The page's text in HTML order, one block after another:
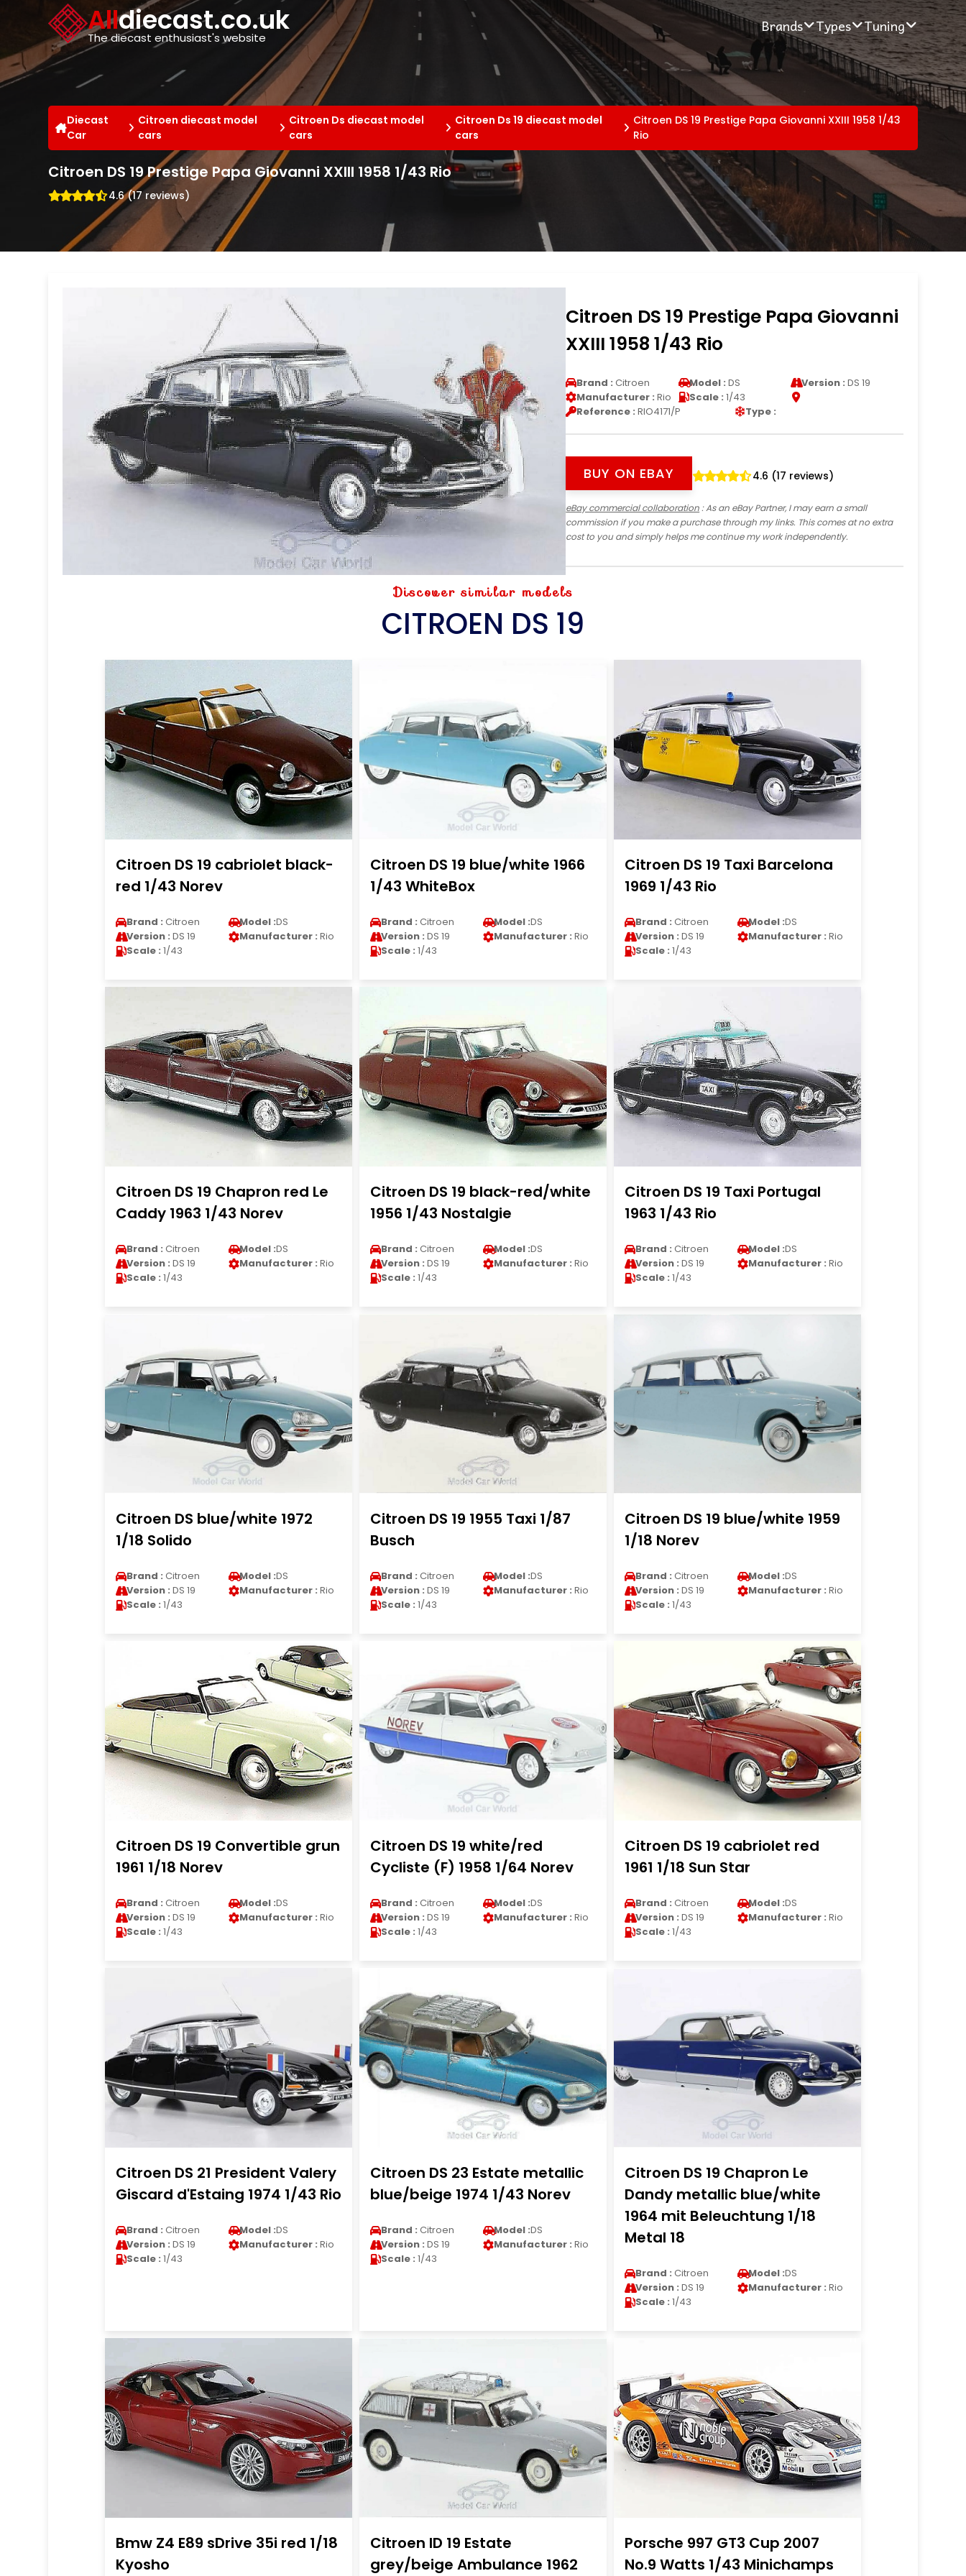
Alldiecast.co.uk
The diecast enthusiast's website
Brands Types Tuning
Diecast
Car
Citroen diecast model
cars
Citroen Ds diecast model
cars
Citroen Ds 19 diecast model
cars
Citroen DS 19 Prestige Papa Giovanni XXIII 1958 1/43
Rio
Citroen DS 19 Prestige Papa Giovanni XXIII 1958 1/43 Rio
4.6 (17 reviews)
Citroen DS 19 Prestige Papa Giovanni
XXIII 1958 1/43 Rio
Brand : Citroen Model : DS Version : DS 19
Manufacturer : Rio Scale : 1/43
Reference : RIO4171/P Type :
BUY ON EBAY 4.6 (17 reviews)
eBay commercial collaboration: As an eBay Partner, I may earn a small
commission if you make a purchase through my links. This comes at no extra
cost to you and simply helps me continue my work independently.
Discover similar models
CITROEN DS 19
Citroen DS 19 cabriolet black-
red 1/43 Norev
Brand : Citroen Model :DS
Version : DS 19 Manufacturer : Rio
Scale : 1/43
Citroen DS 19 blue/white 1966
1/43 WhiteBox
Brand : Citroen Model :DS
Version : DS 19 Manufacturer : Rio
Scale : 1/43
Citroen DS 19 Taxi Barcelona
1969 1/43 Rio
Brand : Citroen Model :DS
Version : DS 19 Manufacturer : Rio
Scale : 1/43
Citroen DS 19 Chapron red Le
Caddy 1963 1/43 Norev
Brand : Citroen Model :DS
Version : DS 19 Manufacturer : Rio
Scale : 1/43
Citroen DS 19 black-red/white
1956 1/43 Nostalgie
Brand : Citroen Model :DS
Version : DS 19 Manufacturer : Rio
Scale : 1/43
Citroen DS 19 Taxi Portugal
1963 1/43 Rio
Brand : Citroen Model :DS
Version : DS 19 Manufacturer : Rio
Scale : 1/43
Citroen DS blue/white 1972
1/18 Solido
Brand : Citroen Model :DS
Version : DS 19 Manufacturer : Rio
Scale : 1/43
Citroen DS 19 1955 Taxi 1/87
Busch
Brand : Citroen Model :DS
Version : DS 19 Manufacturer : Rio
Scale : 1/43
Citroen DS 19 blue/white 1959
1/18 Norev
Brand : Citroen Model :DS
Version : DS 19 Manufacturer : Rio
Scale : 1/43
Citroen DS 19 Convertible grun
1961 1/18 Norev
Brand : Citroen Model :DS
Version : DS 19 Manufacturer : Rio
Scale : 1/43
Citroen DS 19 white/red
Cycliste (F) 1958 1/64 Norev
Brand : Citroen Model :DS
Version : DS 19 Manufacturer : Rio
Scale : 1/43
Citroen DS 19 cabriolet red
1961 1/18 Sun Star
Brand : Citroen Model :DS
Version : DS 19 Manufacturer : Rio
Scale : 1/43
Citroen DS 21 President Valery
Giscard d'Estaing 1974 1/43 Rio
Brand : Citroen Model :DS
Version : DS 19 Manufacturer : Rio
Scale : 1/43
Citroen DS 23 Estate metallic
blue/beige 1974 1/43 Norev
Brand : Citroen Model :DS
Version : DS 19 Manufacturer : Rio
Scale : 1/43
Citroen DS 19 Chapron Le
Dandy metallic blue/white
1964 mit Beleuchtung 1/18
Metal 18
Brand : Citroen Model :DS
Version : DS 19 Manufacturer : Rio
Scale : 1/43
Bmw Z4 E89 sDrive 35i red 1/18
Kyosho
Citroen ID 19 Estate
grey/beige Ambulance 1962
Porsche 997 GT3 Cup 2007
No.9 Watts 1/43 Minichamps
Cookies management panel